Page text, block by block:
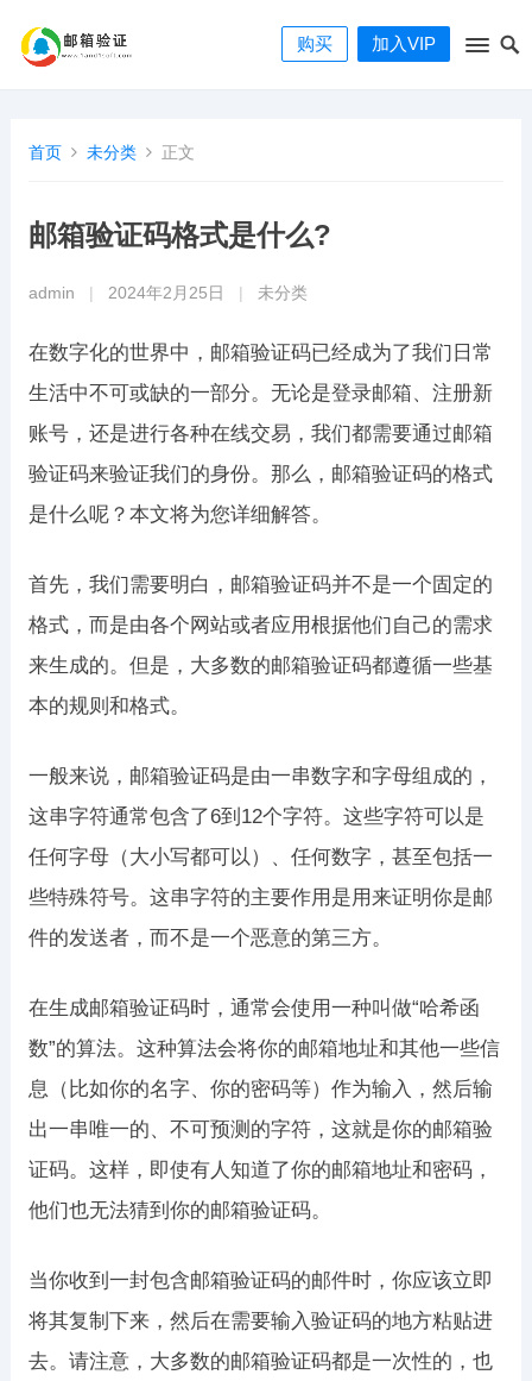
购买 加入VIP
首页 未分类 正文
邮箱验证码格式是什么?
admin 2024年2月25日 未分类
在数字化的世界中，邮箱验证码已经成为了我们日常
生活中不可或缺的一部分。无论是登录邮箱、注册新
账号，还是进行各种在线交易，我们都需要通过邮箱
验证码来验证我们的身份。那么，邮箱验证码的格式
是什么呢？本文将为您详细解答。
首先，我们需要明白，邮箱验证码并不是一个固定的
格式，而是由各个网站或者应用根据他们自己的需求
来生成的。但是，大多数的邮箱验证码都遵循一些基
本的规则和格式。
一般来说，邮箱验证码是由一串数字和字母组成的，
这串字符通常包含了6到12个字符。这些字符可以是
任何字母（大小写都可以）、任何数字，甚至包括一
些特殊符号。这串字符的主要作用是用来证明你是邮
件的发送者，而不是一个恶意的第三方。
在生成邮箱验证码时，通常会使用一种叫做“哈希函
数”的算法。这种算法会将你的邮箱地址和其他一些信
息（比如你的名字、你的密码等）作为输入，然后输
出一串唯一的、不可预测的字符，这就是你的邮箱验
证码。这样，即使有人知道了你的邮箱地址和密码，
他们也无法猜到你的邮箱验证码。
当你收到一封包含邮箱验证码的邮件时，你应该立即
将其复制下来，然后在需要输入验证码的地方粘贴进
去。请注意，大多数的邮箱验证码都是一次性的，也